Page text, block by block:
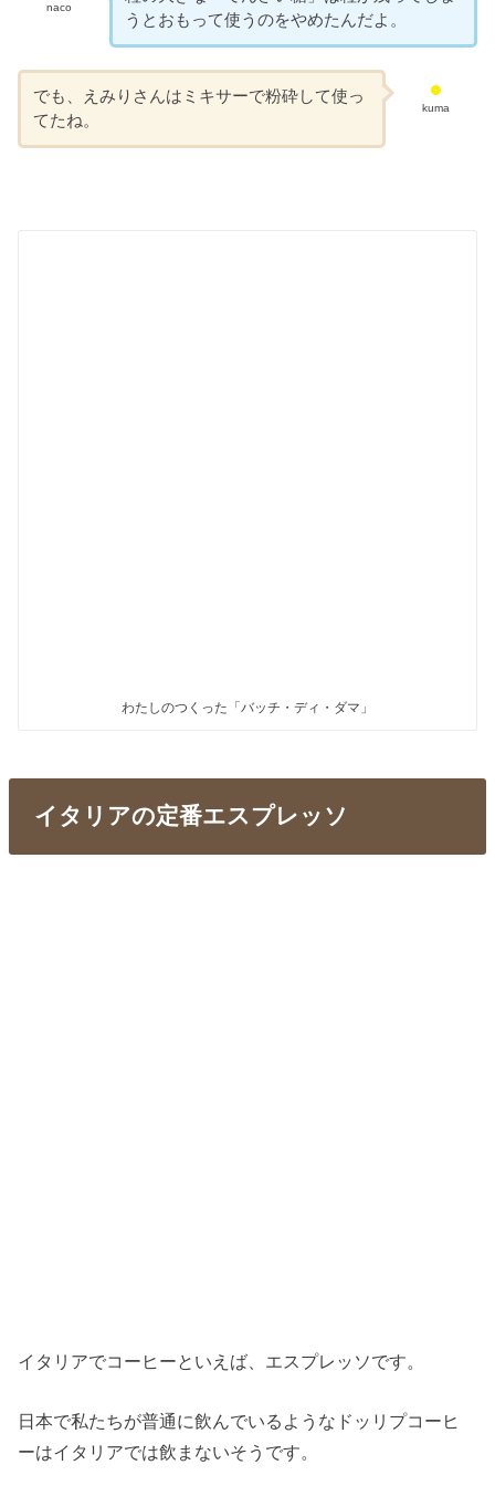
naco
うとおもって使うのをやめたんだよ。
kuma
でも、えみりさんはミキサーで粉砕して使っ
てたね。
わたしのつくった「バッチ・ディ・ダマ」
イタリアの定番エスプレッソ
イタリアでコーヒーといえば、エスプレッソです。
日本で私たちが普通に飲んでいるようなドッリプコーヒ
ーはイタリアでは飲まないそうです。